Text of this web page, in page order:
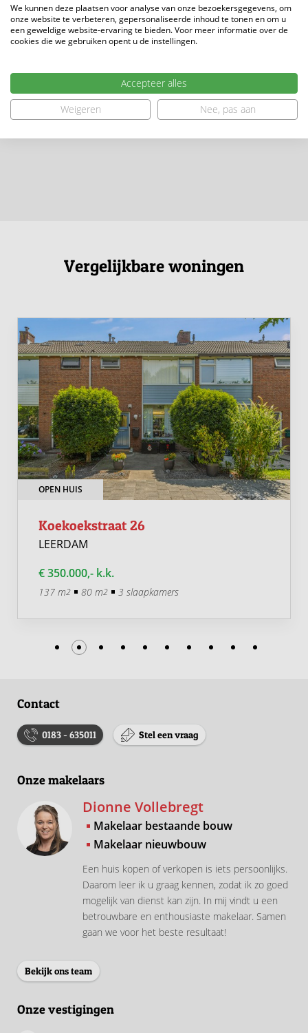
Vergelijkbare woningen
OPEN HUIS
Koekoekstraat 26
LEERDAM
€ 350.000,- k.k.
137 m2 80 m2 3 slaapkamers
Contact
0183 - 635011 Stel een vraag
Onze makelaars
Dionne Vollebregt
Makelaar bestaande bouw
Makelaar nieuwbouw
Een huis kopen of verkopen is iets persoonlijks.
Daarom leer ik u graag kennen, zodat ik zo goed
mogelijk van dienst kan zijn. In mij vindt u een
betrouwbare en enthousiaste makelaar. Samen
gaan we voor het beste resultaat!
Bekijk ons team
Onze vestigingen
We kunnen deze plaatsen voor analyse van onze bezoekersgegevens, om
onze website te verbeteren, gepersonaliseerde inhoud te tonen en om u
een geweldige website-ervaring te bieden. Voor meer informatie over de
cookies die we gebruiken opent u de instellingen.
Accepteer alles
Weigeren
Nee, pas aan